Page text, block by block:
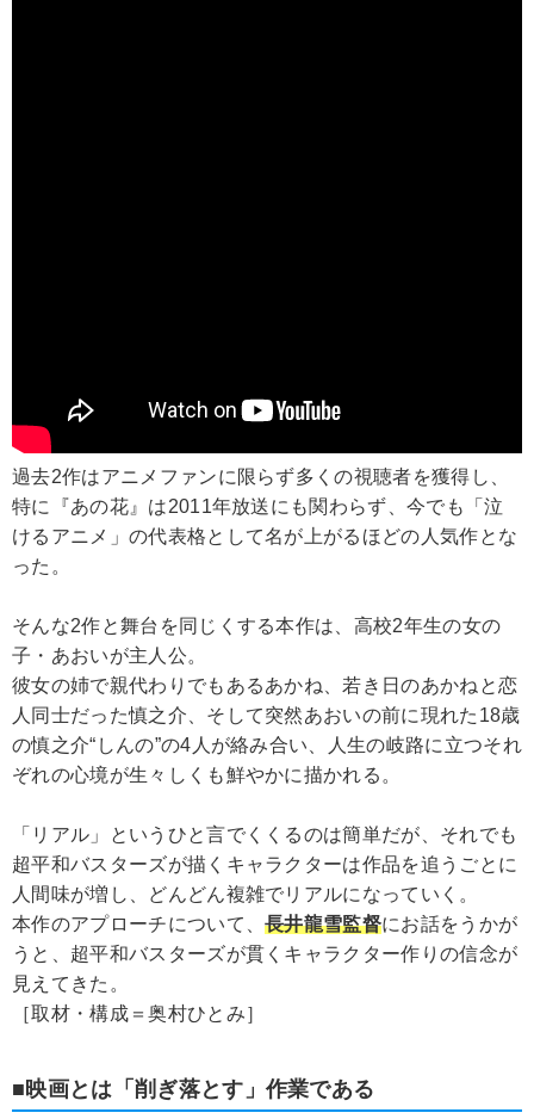
過去2作はアニメファンに限らず多くの視聴者を獲得し、
特に『あの花』は2011年放送にも関わらず、今でも「泣
けるアニメ」の代表格として名が上がるほどの人気作とな
った。
そんな2作と舞台を同じくする本作は、高校2年生の女の
子・あおいが主人公。
彼女の姉で親代わりでもあるあかね、若き日のあかねと恋
人同士だった慎之介、そして突然あおいの前に現れた18歳
の慎之介“しんの”の4人が絡み合い、人生の岐路に立つそれ
ぞれの心境が生々しくも鮮やかに描かれる。
「リアル」というひと言でくくるのは簡単だが、それでも
超平和バスターズが描くキャラクターは作品を追うごとに
人間味が増し、どんどん複雑でリアルになっていく。
本作のアプローチについて、長井龍雪監督にお話をうかが
うと、超平和バスターズが貫くキャラクター作りの信念が
見えてきた。
［取材・構成＝奥村ひとみ］
■映画とは「削ぎ落とす」作業である